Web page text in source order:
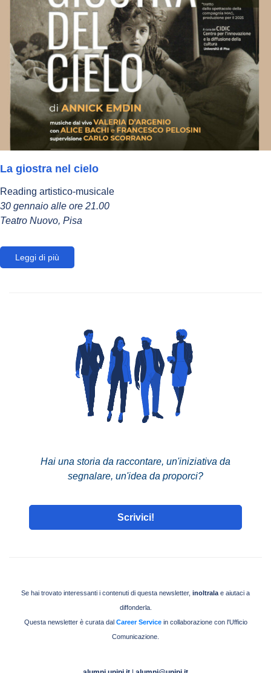
La giostra nel cielo
Reading artistico-musicale
30 gennaio alle ore 21.00
Teatro Nuovo, Pisa
Leggi di più
Hai una storia da raccontare, un'iniziativa da
segnalare, un'idea da proporci?
Scrivici!
Se hai trovato interessanti i contenuti di questa newsletter, inoltrala e aiutaci a
diffonderla.
Questa newsletter è curata dal Career Servicein collaborazione con l'Ufficio
Comunicazione.